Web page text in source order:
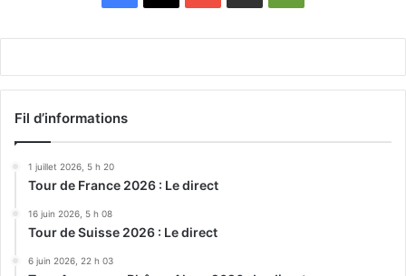
Fil d’informations
1 juillet 2026, 5 h 20
Tour de France 2026 : Le direct
16 juin 2026, 5 h 08
Tour de Suisse 2026 : Le direct
6 juin 2026, 22 h 03